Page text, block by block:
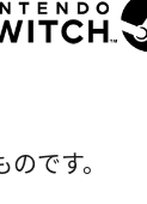
です。